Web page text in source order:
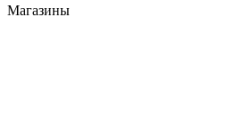
Магазины